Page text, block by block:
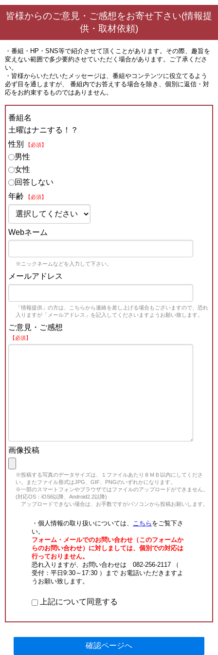
皆様からのご意見・ご感想をお寄せ下さい(情報提
供・取材依頼)
・番組・HP・SNS等で紹介させて頂くことがあります。その際、趣旨を
変えない範囲で多少要約させていただく場合があります。ご了承くださ
い。
・皆様からいただいたメッセージは、番組やコンテンツに役立てるよう
必ず目を通しますが、 番組内でお答えする場合を除き、個別に返信・対
応をお約束するものではありません。
番組名
土曜はナニする！？
性別
【必須】
男性
女性
回答しない
年齢
【必須】
Webネーム
※ニックネームなどを入力して下さい。
メールアドレス
「情報提供」の方は、こちらから連絡を差し上げる場合もございますので、恐れ
入りますが「メールアドレス」を記入してくださいますようお願い致します。
ご意見・ご感想
【必須】
画像投稿
※投稿する写真のデータサイズは、１ファイルあたり８ＭＢ以内にしてくださ
い。またファイル形式はJPG、GIF、PNGのいずれかになります。
※一部のスマートフォンやブラウザではファイルのアップロードができません。
(対応OS：iOS6以降、Android2.2以降)
アップロードできない場合は、お手数ですがパソコンから投稿お願いします。
・個人情報の取り扱いについては、 こちら をご覧下さ
い。
フォーム・メールでのお問い合わせ（このフォームか
らのお問い合わせ）に対しましては、個別での対応は
行っておりません。
恐れ入りますが、お問い合わせは 082-256-2117 （
受付：平日9:30～17:30 ）まで お電話いただきますよ
うお願い致します。
上記について同意する
確認ページへ